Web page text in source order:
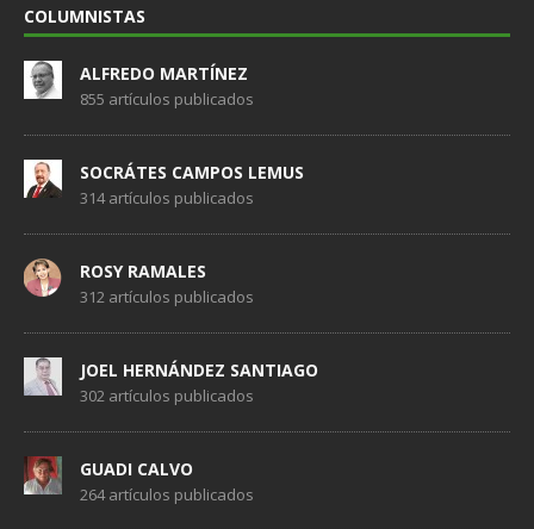
COLUMNISTAS
ALFREDO MARTÍNEZ
855 artículos publicados
SOCRÁTES CAMPOS LEMUS
314 artículos publicados
ROSY RAMALES
312 artículos publicados
JOEL HERNÁNDEZ SANTIAGO
302 artículos publicados
GUADI CALVO
264 artículos publicados